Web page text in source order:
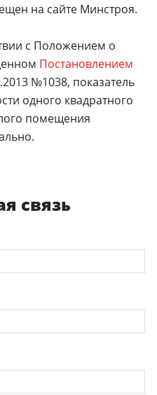
на сайте Минстроя.
с Положением о
Постановлением
№1038, показатель
одного квадратного
помещения
связь